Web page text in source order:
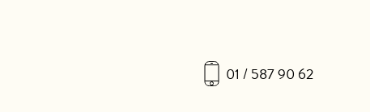
01 / 587 90 62